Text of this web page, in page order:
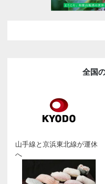
全国
山手線と京浜東北線が運休
へ